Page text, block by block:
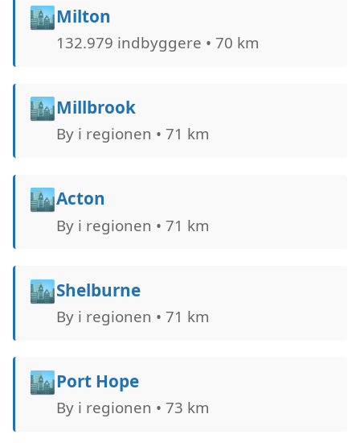
🏙️Milton
132.979 indbyggere • 70 km
🏙️Millbrook
By i regionen • 71 km
🏙️Acton
By i regionen • 71 km
🏙️Shelburne
By i regionen • 71 km
🏙️Port Hope
By i regionen • 73 km